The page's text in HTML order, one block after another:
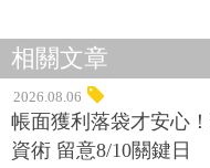
相關文章
2026.08.06
帳面獲利落袋才安心
資術 留意8/10關鍵日